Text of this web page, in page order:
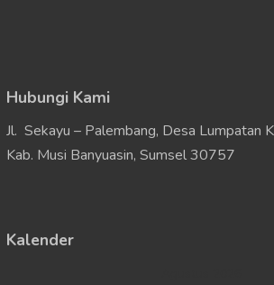
Hubungi Kami
Jl. Sekayu – Palembang, Desa Lumpatan
Kab. Musi Banyuasin, Sumsel 30757
Kalender